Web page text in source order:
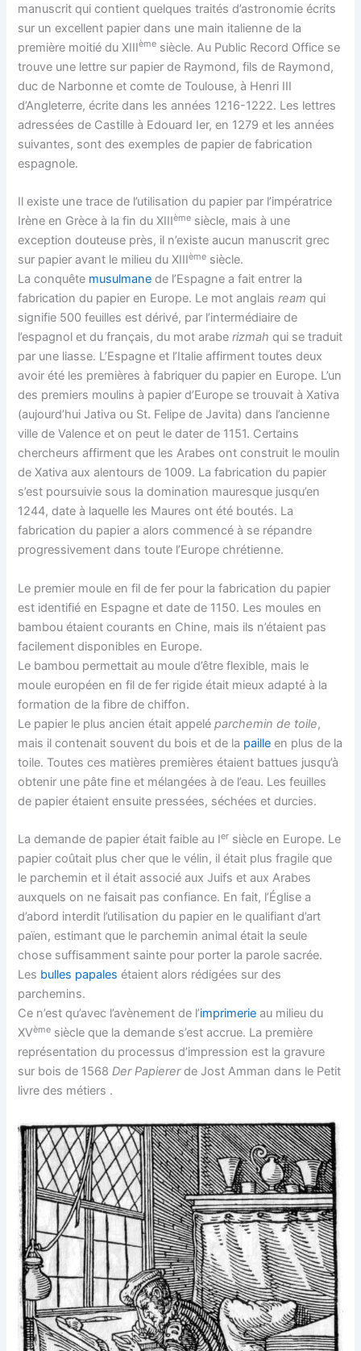
manuscrit qui contient quelques traités d’astronomie écrits
sur un excellent papier dans une main italienne de la
première moitié du XIIIème siècle. Au Public Record Office se
trouve une lettre sur papier de Raymond, fils de Raymond,
duc de Narbonne et comte de Toulouse, à Henri III
d’Angleterre, écrite dans les années 1216-1222. Les lettres
adressées de Castille à Edouard Ier, en 1279 et les années
suivantes, sont des exemples de papier de fabrication
espagnole.
Il existe une trace de l’utilisation du papier par l’impératrice
Irène en Grèce à la fin du XIIIème siècle, mais à une
exception douteuse près, il n’existe aucun manuscrit grec
sur papier avant le milieu du XIIIème siècle.
La conquête musulmane de l’Espagne a fait entrer la
fabrication du papier en Europe. Le mot anglaisream qui
signifie 500 feuilles est dérivé, par l’intermédiaire de
l’espagnol et du français, du mot araberizmah qui se traduit
par une liasse. L’Espagne et l’Italie affirment toutes deux
avoir été les premières à fabriquer du papier en Europe. L’un
des premiers moulins à papier d’Europe se trouvait à Xativa
(aujourd’hui Jativa ou St. Felipe de Javita) dans l’ancienne
ville de Valence et on peut le dater de 1151. Certains
chercheurs affirment que les Arabes ont construit le moulin
de Xativa aux alentours de 1009. La fabrication du papier
s’est poursuivie sous la domination mauresque jusqu’en
1244, date à laquelle les Maures ont été boutés. La
fabrication du papier a alors commencé à se répandre
progressivement dans toute l’Europe chrétienne.
Le premier moule en fil de fer pour la fabrication du papier
est identifié en Espagne et date de 1150. Les moules en
bambou étaient courants en Chine, mais ils n’étaient pas
facilement disponibles en Europe.
Le bambou permettait au moule d’être flexible, mais le
moule européen en fil de fer rigide était mieux adapté à la
formation de la fibre de chiffon.
Le papier le plus ancien était appeléparchemin de toile,
mais il contenait souvent du bois et de la paille en plus de la
toile. Toutes ces matières premières étaient battues jusqu’à
obtenir une pâte fine et mélangées à de l’eau. Les feuilles
de papier étaient ensuite pressées, séchées et durcies.
La demande de papier était faible au Ier siècle en Europe. Le
papier coûtait plus cher que le vélin, il était plus fragile que
le parchemin et il était associé aux Juifs et aux Arabes
auxquels on ne faisait pas confiance. En fait, l’Église a
d’abord interdit l’utilisation du papier en le qualifiant d’art
païen, estimant que le parchemin animal était la seule
chose suffisamment sainte pour porter la parole sacrée.
Les bulles papales étaient alors rédigées sur des
parchemins.
Ce n’est qu’avec l’avènement de l’imprimerie au milieu du
XVème siècle que la demande s’est accrue. La première
représentation du processus d’impression est la gravure
sur bois de 1568Der Papiererde Jost Amman dans le Petit
livre des métiers .